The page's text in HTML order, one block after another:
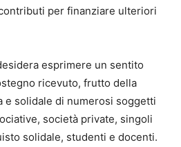
per finanziare ulteriori
esprimere un sentito
ricevuto, frutto della
e solidale di numerosi soggetti
società private, singoli
solidale, studenti e docenti.